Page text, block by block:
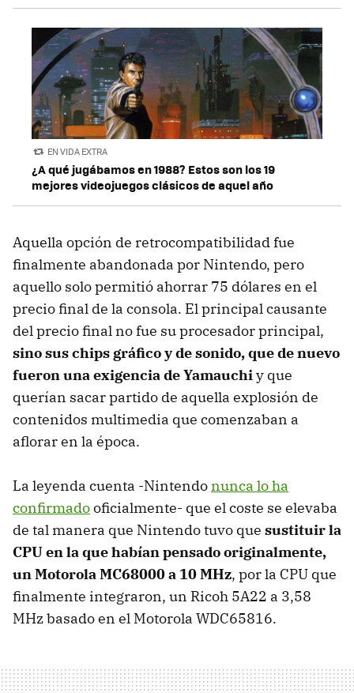
EN VIDA EXTRA
¿A qué jugábamos en 1988? Estos son los 19
mejores videojuegos clásicos de aquel año
Aquella opción de retrocompatibilidad fue
finalmente abandonada por Nintendo, pero
aquello solo permitió ahorrar 75 dólares en el
precio final de la consola. El principal causante
del precio final no fue su procesador principal,
sino sus chips gráfico y de sonido, que de nuevo
fueron una exigencia de Yamauchiy que
querían sacar partido de aquella explosión de
contenidos multimedia que comenzaban a
aflorar en la época.
La leyenda cuenta -Nintendonunca lo ha
confirmadooficialmente- que el coste se elevaba
de tal manera que Nintendo tuvo que sustituir la
CPU en la que habían pensado originalmente,
un Motorola MC68000 a 10 MHz, por la CPU que
finalmente integraron, un Ricoh 5A22 a 3,58
MHz basado en el Motorola WDC65816.